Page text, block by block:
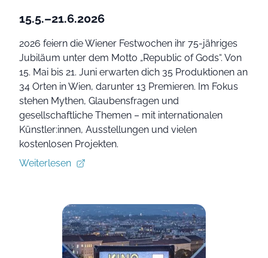
15.5.–21.6.2026
2026 feiern die Wiener Festwochen ihr 75-jähriges
Jubiläum unter dem Motto „Republic of Gods“. Von
15. Mai bis 21. Juni erwarten dich 35 Produktionen an
34 Orten in Wien, darunter 13 Premieren. Im Fokus
stehen Mythen, Glaubensfragen und
gesellschaftliche Themen – mit internationalen
Künstler:innen, Ausstellungen und vielen
kostenlosen Projekten.
Weiterlesen